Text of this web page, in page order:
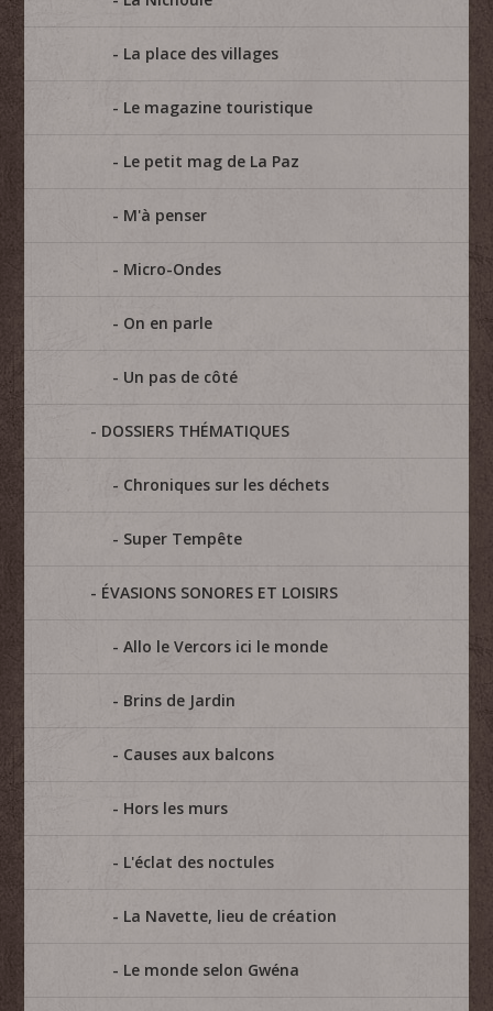
La place des villages
Le magazine touristique
Le petit mag de La Paz
M'à penser
Micro-Ondes
On en parle
Un pas de côté
DOSSIERS THÉMATIQUES
Chroniques sur les déchets
Super Tempête
ÉVASIONS SONORES ET LOISIRS
Allo le Vercors ici le monde
Brins de Jardin
Causes aux balcons
Hors les murs
L'éclat des noctules
La Navette, lieu de création
Le monde selon Gwéna